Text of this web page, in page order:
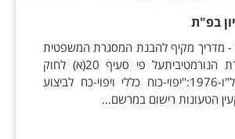
בפ"ת
- מדריך מקיף להבנת המסגרת המשפטית
והדרישותהמסגרת הנורמטיביתעל פי סעיף 20(א) לחוק
הנוטריונים, תשל"ו-1976:"יפוי-כוח כללי ויפוי-כח לביצוע
הטעונות רישום במרשם...